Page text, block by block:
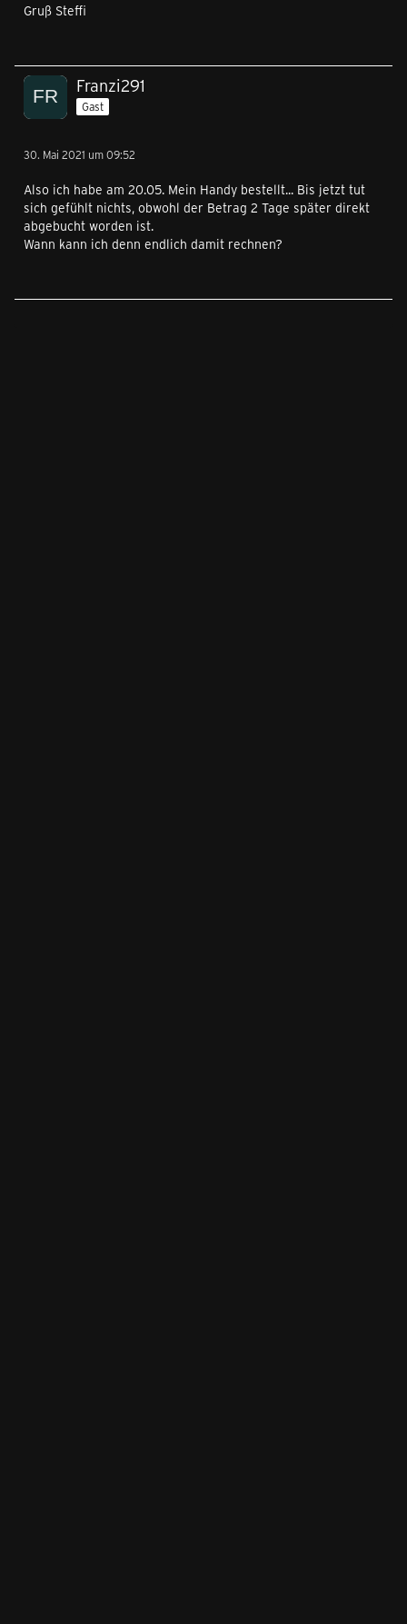
Gruß Steffi
Franzi291
Gast
30. Mai 2021 um 09:52
Also ich habe am 20.05. Mein Handy bestellt... Bis jetzt tut
sich gefühlt nichts, obwohl der Betrag 2 Tage später direkt
abgebucht worden ist.
Wann kann ich denn endlich damit rechnen?